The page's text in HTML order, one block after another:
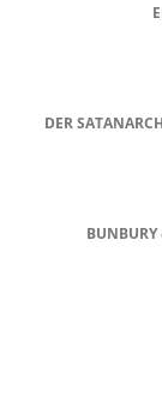
DER
BUNBURY